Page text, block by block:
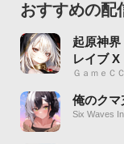
おすすめの配
起原神
レイブ X
ＧａｍｅＣＣ
俺のクマ
Six Waves